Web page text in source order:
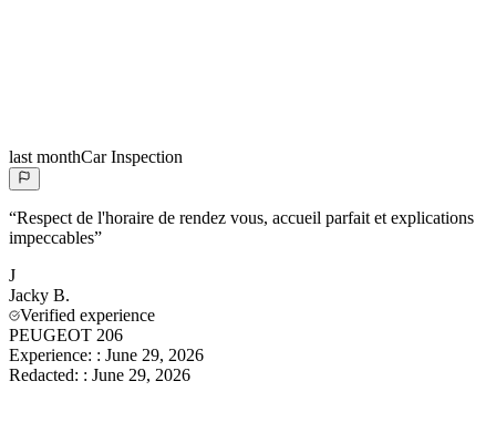
last monthCar Inspection
“Respect de l'horaire de rendez vous, accueil parfait et explications
impeccables”
J
Jacky B.
Verified experience
PEUGEOT 206
Experience: : June 29, 2026
Redacted: : June 29, 2026